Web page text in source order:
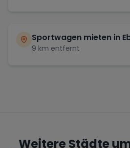
Sportwagen mieten in
9 km entfernt
Weitere Städte